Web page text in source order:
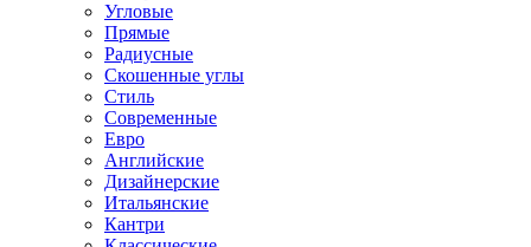
Угловые
Прямые
Радиусные
Скошенные углы
Стиль
Современные
Евро
Английские
Дизайнерские
Итальянские
Кантри